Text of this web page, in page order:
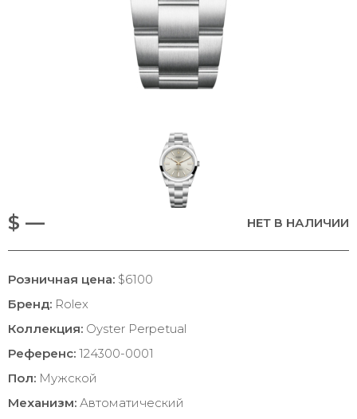
$ — НЕТ В НАЛИЧИИ
Розничная цена: $6100
Бренд: Rolex
Коллекция: Oyster Perpetual
Референс: 124300-0001
Пол: Мужской
Механизм: Автоматический